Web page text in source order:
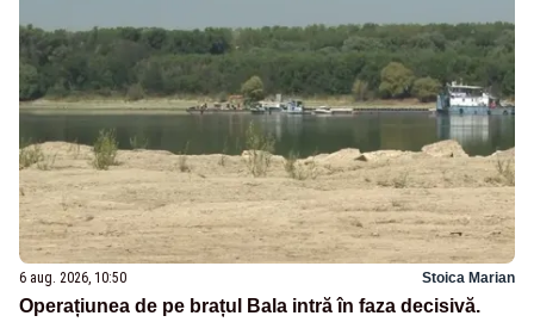
6 aug. 2026, 10:50 Stoica Marian
Operațiunea de pe brațul Bala intră în faza decisivă.